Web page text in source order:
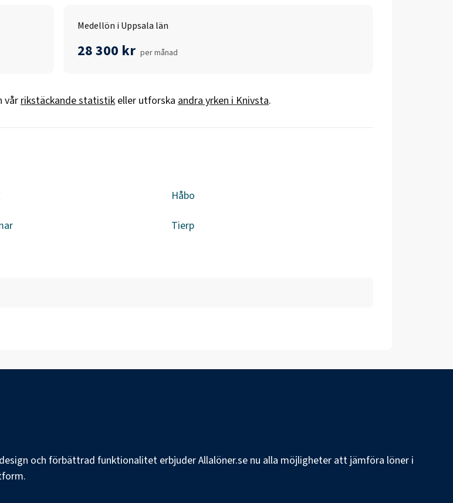
Medellön i Uppsala län
28 300 kr per månad
vårrikstäckande statistik eller utforska andra yrken iKnivsta.
Håbo
Tierp
och förbättrad funktionalitet erbjuder Allalöner.se nu alla möjligheter att jämföra löner i